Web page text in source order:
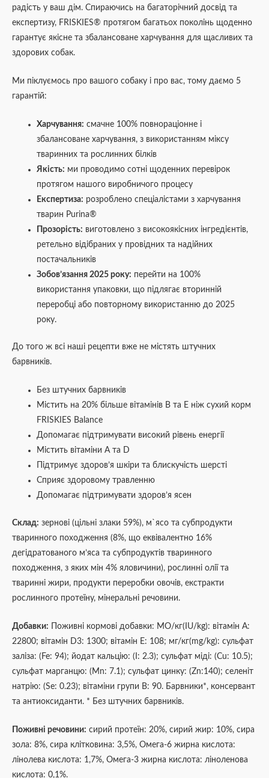
радість у ваш дім. Спираючись на багаторічний досвід та
експертизу, FRISKIES® протягом багатьох поколінь щоденно
гарантує якісне та збалансоване харчування для щасливих та
здорових собак.
Ми піклуємось про вашого собаку і про вас, тому даємо 5
гарантій:
Харчування: смачне 100% повнораціонне і
збалансоване харчування, з використанням міксу
тваринних та рослинних білків
Якість: ми проводимо сотні щоденних перевірок
протягом нашого виробничого процесу
Експертиза: розроблено спеціалістами з харчування
тварин Purina®
Прозорість: виготовлено з високоякісних інгредієнтів,
ретельно відібраних у провідних та надійних
постачальників
Зобов’язання 2025 року: перейти на 100%
використання упаковки, що підлягає вторинній
переробці або повторному використанню до 2025
року.
До того ж всі наші рецепти вже не містять штучних
барвників.
Без штучних барвників
Містить на 20% більше вітамінів В та Е ніж сухий корм
FRISKIES Balance
Допомагає підтримувати високий рівень енергії
Містить вітаміни A та D
Підтримує здоров’я шкіри та блискучість шерсті
Сприяє здоровому травленню
Допомагає підтримувати здоров’я ясен
Склад: зернові (цільні злаки 59%), м`ясо та субпродукти
тваринного походження (8%, що еквівалентно 16%
дегідратованого м’яса та субпродуктів тваринного
походження, з яких мін 4% яловичини), рослинні олії та
тваринні жири, продукти переробки овочів, екстракти
рослинного протеїну, мінеральні речовини.
Добавки: Поживні кормові добавки: МО/кг(IU/kg): вітамін А:
22800; вітамін D3: 1300; вітамін Е: 108; мг/кг(mg/kg): сульфат
заліза: (Fe: 94); йодат кальцію: (I: 2.3); сульфат міді: (Cu: 10.5);
сульфат марганцю: (Mn: 7.1); сульфат цинку: (Zn:140); селеніт
натрію: (Se: 0.23); вітаміни групи В: 90. Барвники*, консервант
та антиоксиданти. * Без штучних барвників.
Поживні речовини: сирий протеїн: 20%, сирий жир: 10%, сира
зола: 8%, сира клітковина: 3,5%, Омега-6 жирна кислота:
лінолева кислота: 1,7%, Омега-3 жирна кислота: ліноленова
кислота: 0,1%.